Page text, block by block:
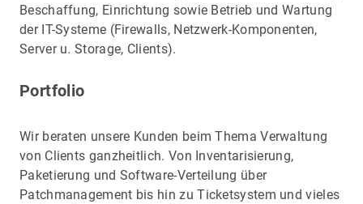
Beschaffung, Einrichtung sowie Betrieb und Wartung
der IT-Systeme (Firewalls, Netzwerk-Komponenten,
Server u. Storage, Clients).
Portfolio
Wir beraten unsere Kunden beim Thema Verwaltung
von Clients ganzheitlich. Von Inventarisierung,
Paketierung und Software-Verteilung über
Patchmanagement bis hin zu Ticketsystem und vieles